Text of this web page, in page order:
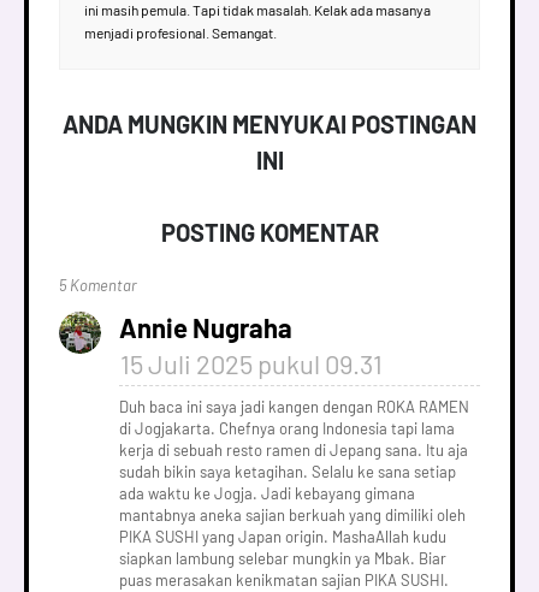
ini masih pemula. Tapi tidak masalah. Kelak ada masanya
menjadi profesional. Semangat.
ANDA MUNGKIN MENYUKAI POSTINGAN
INI
POSTING KOMENTAR
5 Komentar
Annie Nugraha
15 Juli 2025 pukul 09.31
Duh baca ini saya jadi kangen dengan ROKA RAMEN
di Jogjakarta. Chefnya orang Indonesia tapi lama
kerja di sebuah resto ramen di Jepang sana. Itu aja
sudah bikin saya ketagihan. Selalu ke sana setiap
ada waktu ke Jogja. Jadi kebayang gimana
mantabnya aneka sajian berkuah yang dimiliki oleh
PIKA SUSHI yang Japan origin. MashaAllah kudu
siapkan lambung selebar mungkin ya Mbak. Biar
puas merasakan kenikmatan sajian PIKA SUSHI.